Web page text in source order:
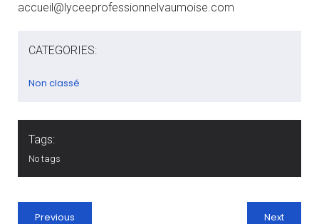
accueil@lyceeprofessionnelvaumoise.com
CATEGORIES:
Non classé
Tags:
No tags
Previous Next